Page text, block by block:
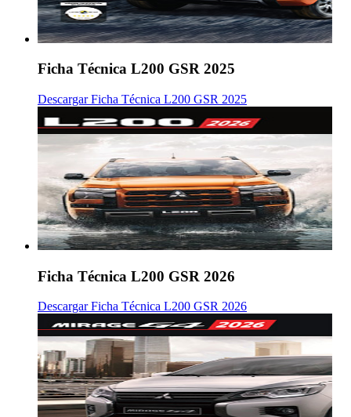
Ficha Técnica L200 GSR 2025
Descargar Ficha Técnica L200 GSR 2025
Ficha Técnica L200 GSR 2026
Descargar Ficha Técnica L200 GSR 2026